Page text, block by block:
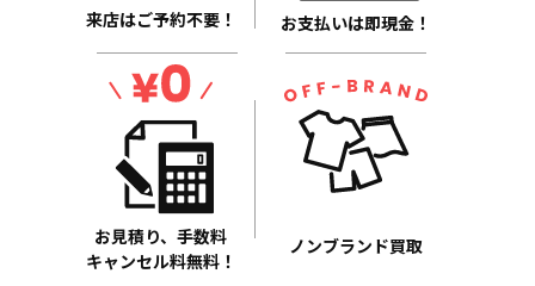
来店はご予約不要！ お支払いは即現金！
お見積り、手数料
キャンセル料無料！
ノンブランド買取